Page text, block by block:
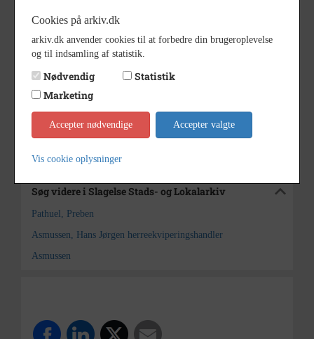
Dateringsnote 1970'erne?
Fotograf
Preben Pathuel Sjællands
Arkiv Slagelse Stads- og Lokalarkiv
Søg videre i Slagelse Stads- og Lokalarkiv
Pathuel, Preben
Asmussen, Hans Jørgen herreekviperingshandler
Asmussen
Cookies på arkiv.dk
arkiv.dk anvender cookies til at forbedre din brugeroplevelse
og til indsamling af statistik.
Nødvendig
Statistik
Marketing
Accepter nødvendige Accepter valgte
Vis cookie oplysninger